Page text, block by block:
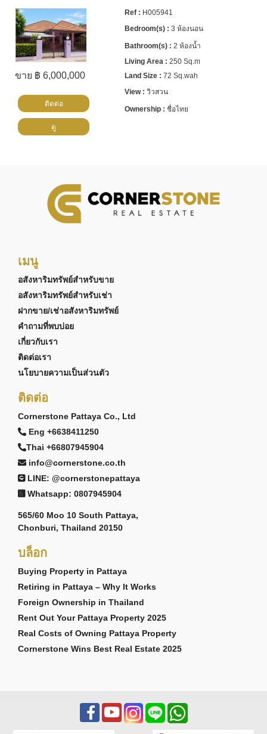
ขาย ฿ 6,000,000
H005941
3 ห้องนอน
2 ห้องน้ำ
250 Sq.m
72 Sq.wah
วิวสวน
ชื่อไทย
ติดต่อ
ดู
เมนู
อสังหาริมทรัพย์สำหรับขาย
อสังหาริมทรัพย์สำหรับเช่า
ฝากขาย/เช่าอสังหาริมทรัพย์
คำถามที่พบบ่อย
เกี่ยวกับเรา
ติดต่อเรา
นโยบายความเป็นส่วนตัว
ติดต่อ
Cornerstone Pattaya Co., Ltd
Eng +6638411250
Thai +66807945904
info@cornerstone.co.th
LINE: @cornerstonepattaya
Whatsapp: 0807945904
565/60 Moo 10 South Pattaya,
Chonburi, Thailand 20150
บล็อก
Buying Property in Pattaya
Retiring in Pattaya – Why It Works
Foreign Ownership in Thailand
Rent Out Your Pattaya Property 2025
Real Costs of Owning Pattaya Property
Cornerstone Wins Best Real Estate 2025